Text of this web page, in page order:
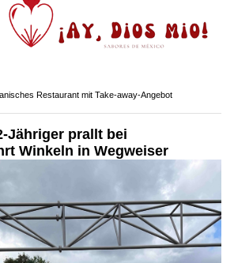
Restaurant mit Take-away-Angebot
Jähriger prallt bei
Winkeln in Wegweiser